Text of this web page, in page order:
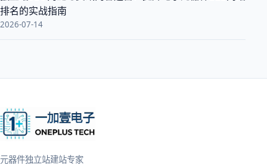
排名的实战指南
2026-07-14
元器件独立站建站专家